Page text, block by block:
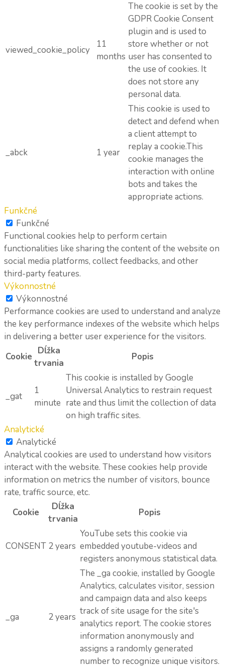
viewed_cookie_policy
11
months
The cookie is set by the
GDPR Cookie Consent
plugin and is used to
store whether or not
user has consented to
the use of cookies. It
does not store any
personal data.
_abck 1 year
This cookie is used to
detect and defend when
a client attempt to
replay a cookie.This
cookie manages the
interaction with online
bots and takes the
appropriate actions.
Funkčné
Funkčné
Functional cookies help to perform certain
functionalities like sharing the content of the website on
social media platforms, collect feedbacks, and other
third-party features.
Výkonnostné
Výkonnostné
Performance cookies are used to understand and analyze
the key performance indexes of the website which helps
in delivering a better user experience for the visitors.
Cookie
Dĺžka
trvania
Popis
_gat
1
minute
This cookie is installed by Google
Universal Analytics to restrain request
rate and thus limit the collection of data
on high traffic sites.
Analytické
Analytické
Analytical cookies are used to understand how visitors
interact with the website. These cookies help provide
information on metrics the number of visitors, bounce
rate, traffic source, etc.
Cookie
Dĺžka
trvania
Popis
CONSENT 2 years
YouTube sets this cookie via
embedded youtube-videos and
registers anonymous statistical data.
_ga 2 years
The _ga cookie, installed by Google
Analytics, calculates visitor, session
and campaign data and also keeps
track of site usage for the site's
analytics report. The cookie stores
information anonymously and
assigns a randomly generated
number to recognize unique visitors.